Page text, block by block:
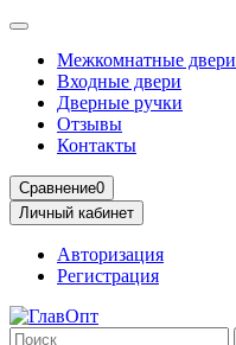
Межкомнатные двери
Входные двери
Дверные ручки
Отзывы
Контакты
Сравнение0
Личный кабинет
Авторизация
Регистрация